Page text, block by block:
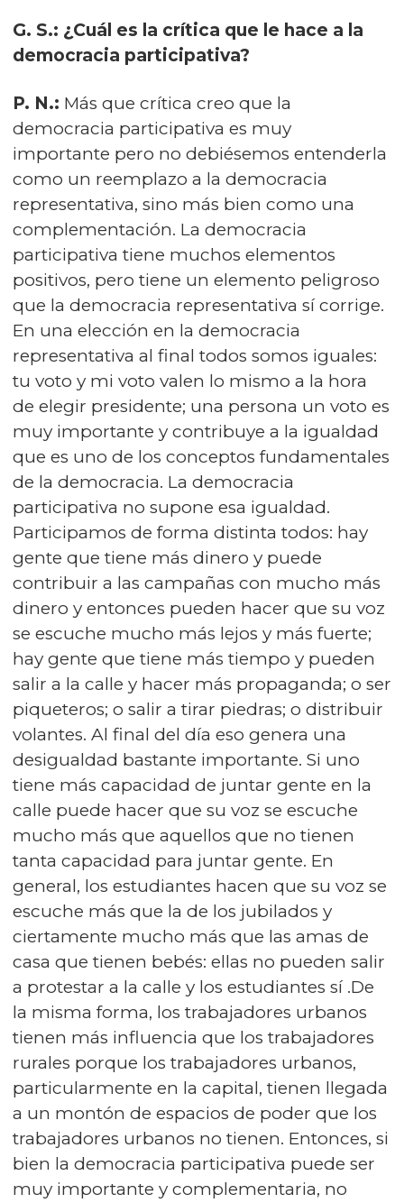
G. S.: ¿Cuál es la crítica que le hace a la
democracia participativa?
P. N.: Más que crítica creo que la
democracia participativa es muy
importante pero no debiésemos entenderla
como un reemplazo a la democracia
representativa, sino más bien como una
complementación. La democracia
participativa tiene muchos elementos
positivos, pero tiene un elemento peligroso
que la democracia representativa sí corrige.
En una elección en la democracia
representativa al final todos somos iguales:
tu voto y mi voto valen lo mismo a la hora
de elegir presidente; una persona un voto es
muy importante y contribuye a la igualdad
que es uno de los conceptos fundamentales
de la democracia. La democracia
participativa no supone esa igualdad.
Participamos de forma distinta todos: hay
gente que tiene más dinero y puede
contribuir a las campañas con mucho más
dinero y entonces pueden hacer que su voz
se escuche mucho más lejos y más fuerte;
hay gente que tiene más tiempo y pueden
salir a la calle y hacer más propaganda; o ser
piqueteros; o salir a tirar piedras; o distribuir
volantes. Al final del día eso genera una
desigualdad bastante importante. Si uno
tiene más capacidad de juntar gente en la
calle puede hacer que su voz se escuche
mucho más que aquellos que no tienen
tanta capacidad para juntar gente. En
general, los estudiantes hacen que su voz se
escuche más que la de los jubilados y
ciertamente mucho más que las amas de
casa que tienen bebés: ellas no pueden salir
a protestar a la calle y los estudiantes sí .De
la misma forma, los trabajadores urbanos
tienen más influencia que los trabajadores
rurales porque los trabajadores urbanos,
particularmente en la capital, tienen llegada
a un montón de espacios de poder que los
trabajadores urbanos no tienen. Entonces, si
bien la democracia participativa puede ser
muy importante y complementaria, no